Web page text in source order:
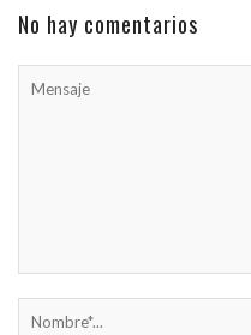
No hay comentarios